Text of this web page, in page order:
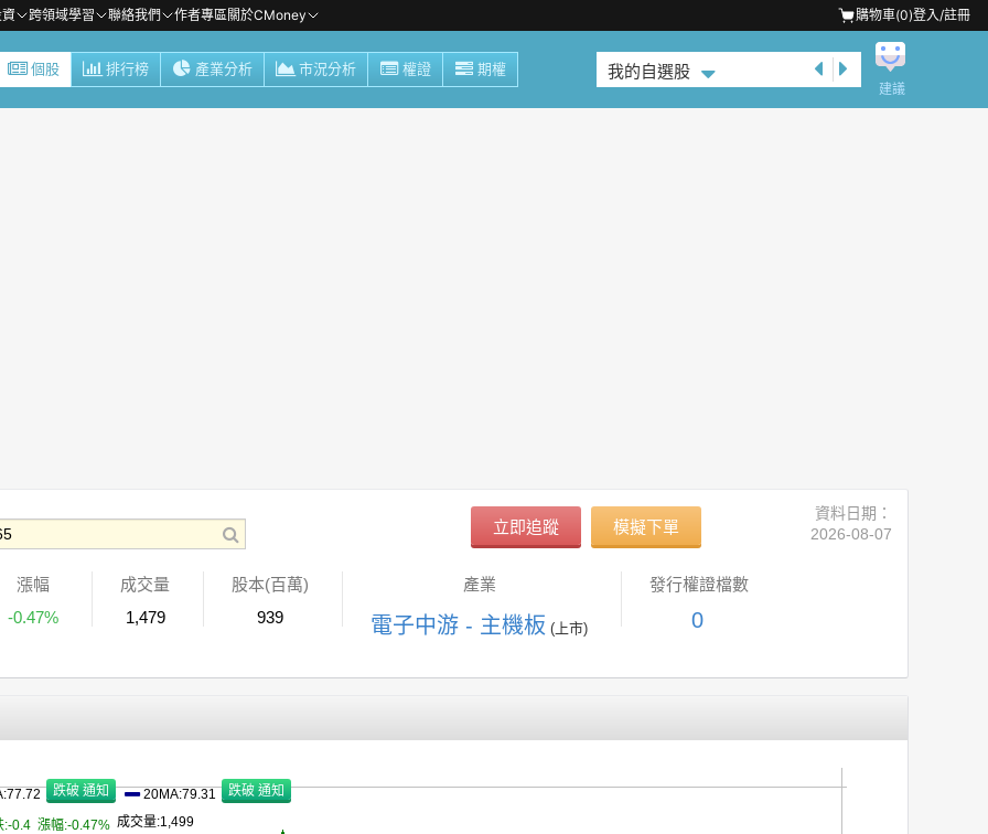
跨領域學習 聯絡我們 作者專區關於CMoney 購物車(0)登入/註冊
個股 排行榜 產業分析 市況分析 權證 期權 我的自選股
建議
立即追蹤 模擬下單
資料日期：
2026-08-07
漲幅
-0.47%
成交量
1,479
股本(百萬)
939
產業
電子中游 - 主機板 (上市)
發行權證檔數
0
20MA:79.31
:-0.4 漲幅:-0.47% 成交量:1,499